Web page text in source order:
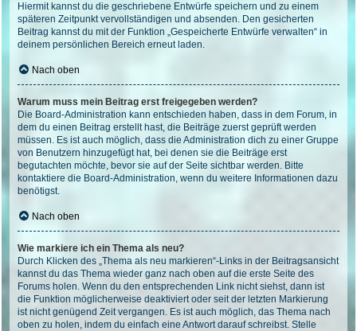
Hiermit kannst du die geschriebene Entwürfe speichern und zu einem
späteren Zeitpunkt vervollständigen und absenden. Den gesicherten
Beitrag kannst du mit der Funktion „Gespeicherte Entwürfe verwalten“ in
deinem persönlichen Bereich erneut laden.
Nach oben
Warum muss mein Beitrag erst freigegeben werden?
Die Board-Administration kann entschieden haben, dass in dem Forum, in
dem du einen Beitrag erstellt hast, die Beiträge zuerst geprüft werden
müssen. Es ist auch möglich, dass die Administration dich zu einer Gruppe
von Benutzern hinzugefügt hat, bei denen sie die Beiträge erst
begutachten möchte, bevor sie auf der Seite sichtbar werden. Bitte
kontaktiere die Board-Administration, wenn du weitere Informationen dazu
benötigst.
Nach oben
Wie markiere ich ein Thema als neu?
Durch Klicken des „Thema als neu markieren“-Links in der Beitragsansicht
kannst du das Thema wieder ganz nach oben auf die erste Seite des
Forums holen. Wenn du den entsprechenden Link nicht siehst, dann ist
die Funktion möglicherweise deaktiviert oder seit der letzten Markierung
ist nicht genügend Zeit vergangen. Es ist auch möglich, das Thema nach
oben zu holen, indem du einfach eine Antwort darauf schreibst. Stelle